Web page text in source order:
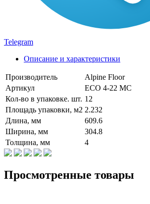
Telegram
Описание и характеристики
Производитель
Alpine Floor
Артикул
ЕСО 4-22 MC
Кол-во в упаковке. шт. 12
Площадь упаковки, м2 2.232
Длина, мм
609.6
Ширина, мм
304.8
Толщина, мм
4
Просмотренные товары